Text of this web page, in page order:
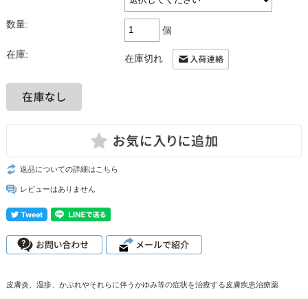
数量:
個
在庫: 在庫切れ
返品についての詳細はこちら
レビューはありません
皮膚炎、湿疹、かぶれやそれらに伴うかゆみ等の症状を治療する皮膚疾患治療薬